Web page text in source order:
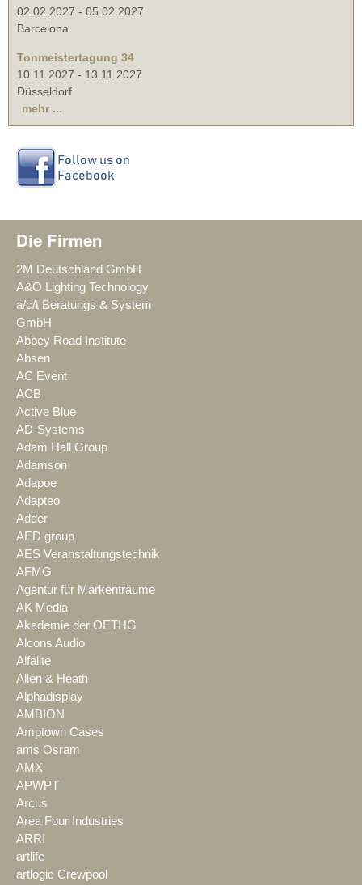
02.02.2027 - 05.02.2027
Barcelona
Tonmeistertagung 34
10.11.2027 - 13.11.2027
Düsseldorf
mehr ...
Die Firmen
2M Deutschland GmbH
A&O Lighting Technology
a/c/t Beratungs & System
GmbH
Abbey Road Institute
Absen
AC Event
ACB
Active Blue
AD-Systems
Adam Hall Group
Adamson
Adapoe
Adapteo
Adder
AED group
AES Veranstaltungstechnik
AFMG
Agentur für Markenträume
AK Media
Akademie der OETHG
Alcons Audio
Alfalite
Allen & Heath
Alphadisplay
AMBION
Amptown Cases
ams Osram
AMX
APWPT
Arcus
Area Four Industries
ARRI
artlife
artlogic Crewpool